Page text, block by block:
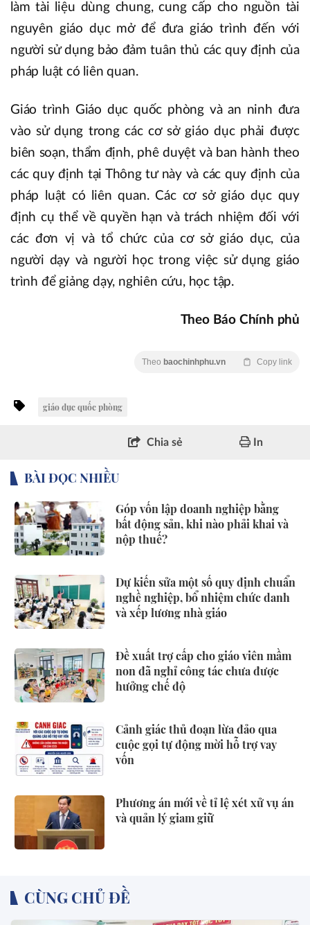
làm tài liệu dùng chung, cung cấp cho nguồn tài
nguyên giáo dục mở để đưa giáo trình đến với
người sử dụng bảo đảm tuân thủ các quy định của
pháp luật có liên quan.
Giáo trình Giáo dục quốc phòng và an ninh đưa
vào sử dụng trong các cơ sở giáo dục phải được
biên soạn, thẩm định, phê duyệt và ban hành theo
các quy định tại Thông tư này và các quy định của
pháp luật có liên quan. Các cơ sở giáo dục quy
định cụ thể về quyền hạn và trách nhiệm đối với
các đơn vị và tổ chức của cơ sở giáo dục, của
người dạy và người học trong việc sử dụng giáo
trình để giảng dạy, nghiên cứu, học tập.
Theo Báo Chính phủ
Theo baochinhphu.vn Copy link
giáo dục quốc phòng
Chia sẻ In
BÀI ĐỌC NHIỀU
Góp vốn lập doanh nghiệp bằng
bất động sản, khi nào phải khai và
nộp thuế?
Dự kiến sửa một số quy định chuẩn
nghề nghiệp, bổ nhiệm chức danh
và xếp lương nhà giáo
Đề xuất trợ cấp cho giáo viên mầm
non đã nghỉ công tác chưa được
hưởng chế độ
Cảnh giác thủ đoạn lừa đảo qua
cuộc gọi tự động mời hỗ trợ vay
vốn
Phương án mới về tỉ lệ xét xử vụ án
và quản lý giam giữ
CÙNG CHỦ ĐỀ